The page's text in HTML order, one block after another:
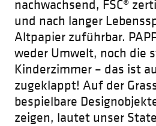
nachwachsend, FSC®
und nach langer
Altpapier zuführbar.
weder Umwelt, noch die
Kinderzimmer – das ist
zugeklappt! Auf der
bespielbare
zeigen, lautet unser